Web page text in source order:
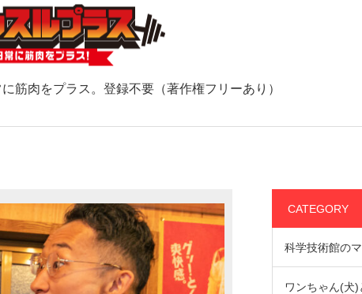
筋肉をプラス。登録不要（著作権フリーあり）
CATEGORY
科学技術館の
ワンちゃん(犬)